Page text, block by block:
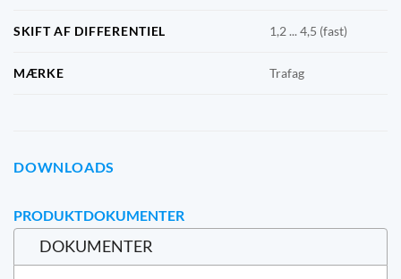
SKIFT AF DIFFERENTIEL 1,2 ... 4,5 (fast)
MÆRKE Trafag
DOWNLOADS
PRODUKTDOKUMENTER
DOKUMENTER